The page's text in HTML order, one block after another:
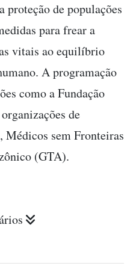
de populações
para frear a
vitais ao equilíbrio
A programação
como a Fundação
de
Médicos sem Fronteiras
(GTA).